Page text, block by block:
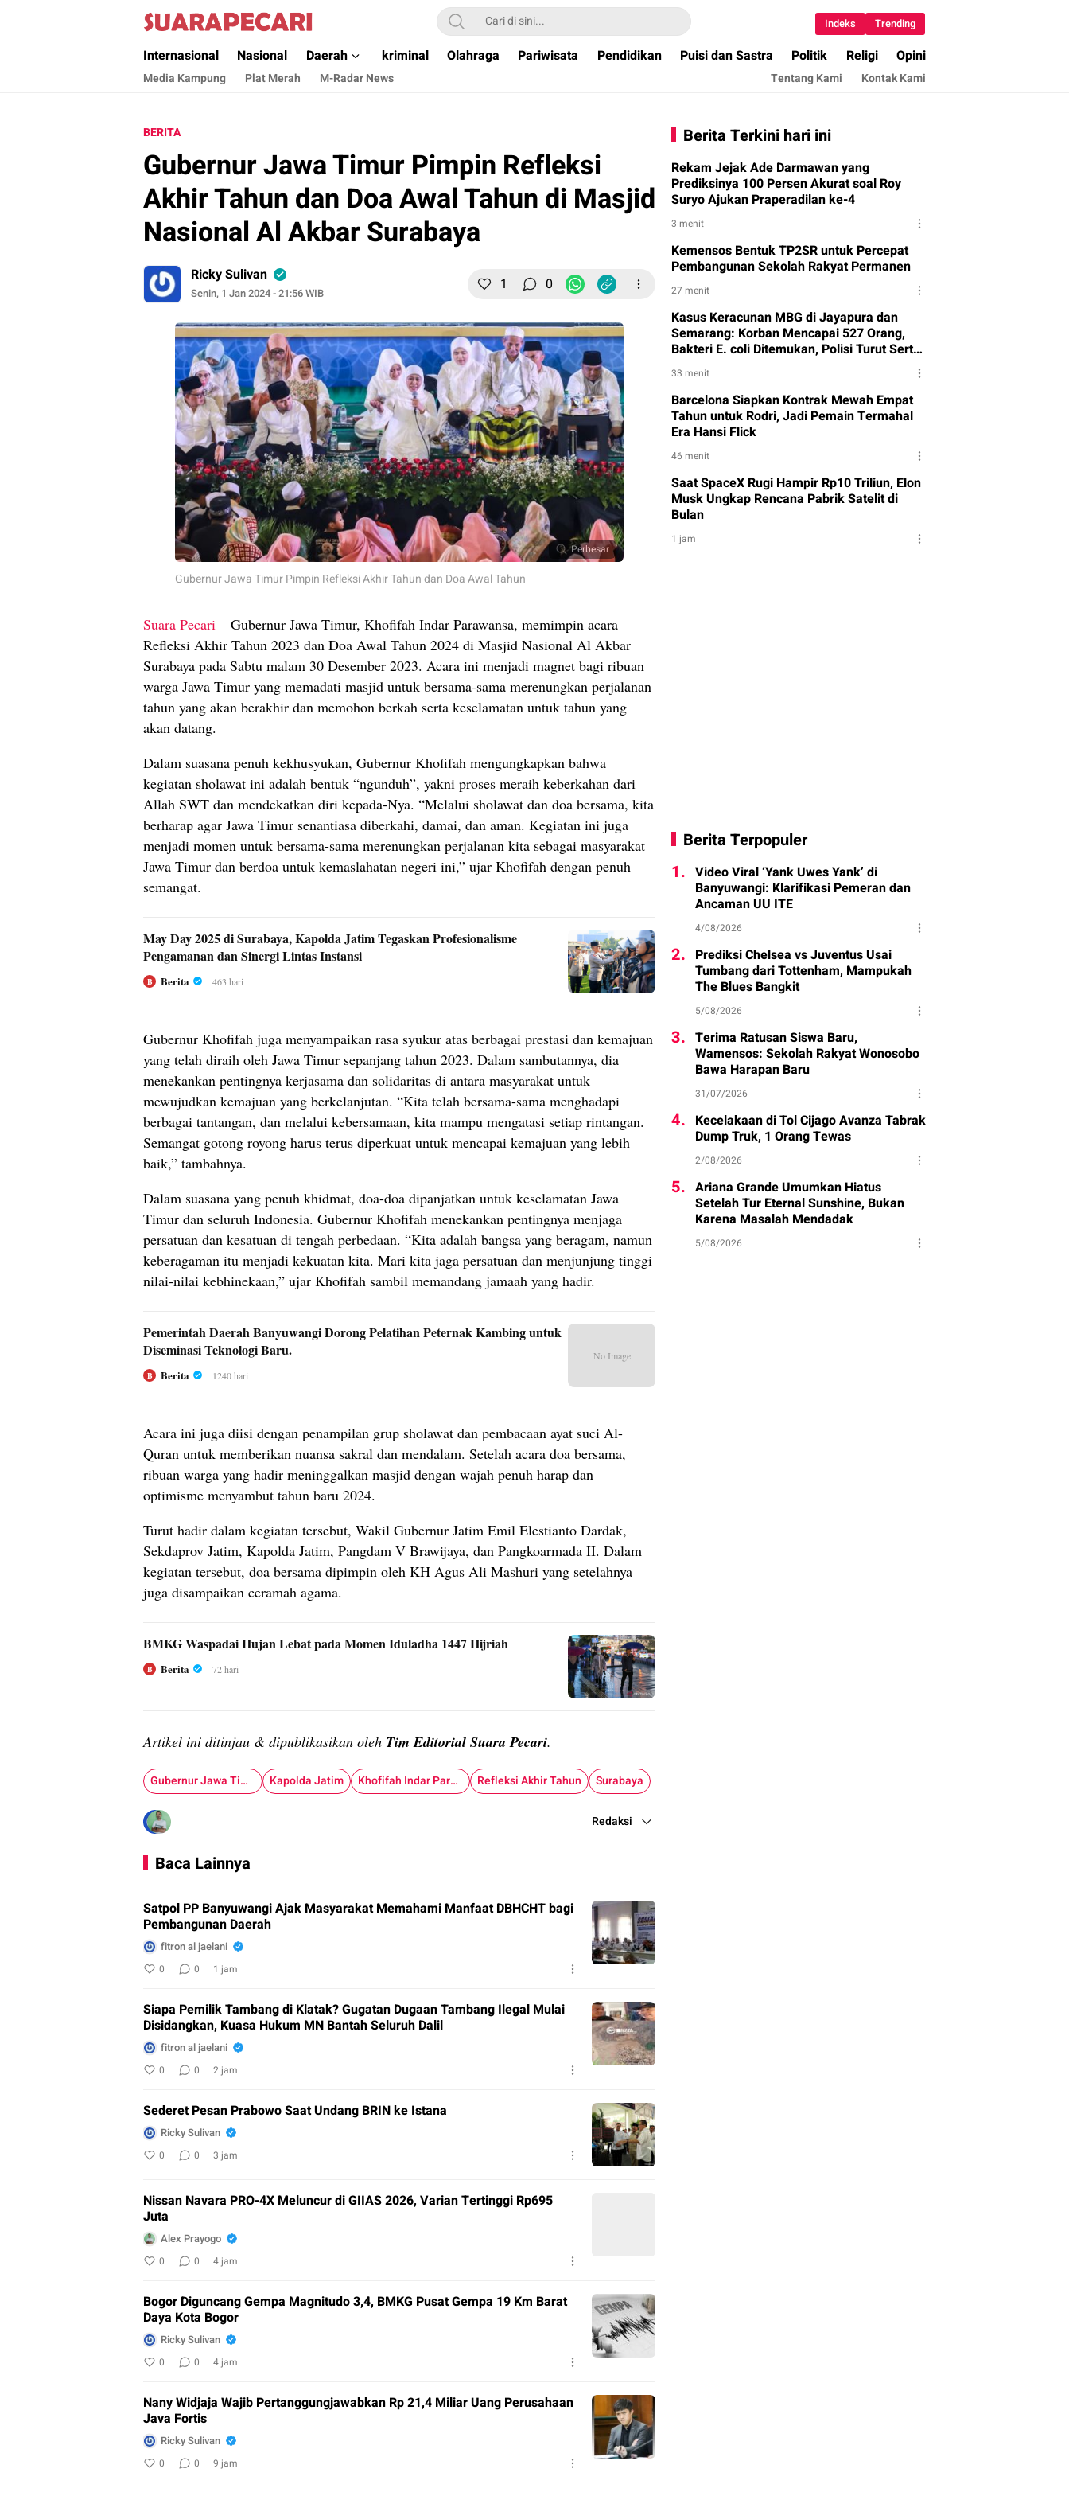
Suara Pecari
Suara Pencerahan Anak Negeri ( Berita Aktual & Terpercaya )
Indeks Trending
Internasional Nasional Daerah kriminal Olahraga Pariwisata Pendidikan Puisi dan Sastra Politik Religi Opini
Media Kampung Plat Merah M-Radar News Tentang Kami Kontak Kami
BERITA
Gubernur Jawa Timur Pimpin Refleksi
Akhir Tahun dan Doa Awal Tahun di Masjid
Nasional Al Akbar Surabaya
Ricky Sulivan
Senin, 1 Jan 2024 - 21:56 WIB 1 0
Perbesar
Gubernur Jawa Timur Pimpin Refleksi Akhir Tahun dan Doa Awal Tahun
Suara Pecari – Gubernur Jawa Timur, Khofifah Indar Parawansa, memimpin acara
Refleksi Akhir Tahun 2023 dan Doa Awal Tahun 2024 di Masjid Nasional Al Akbar
Surabaya pada Sabtu malam 30 Desember 2023. Acara ini menjadi magnet bagi ribuan
warga Jawa Timur yang memadati masjid untuk bersama-sama merenungkan perjalanan
tahun yang akan berakhir dan memohon berkah serta keselamatan untuk tahun yang
akan datang.
Dalam suasana penuh kekhusyukan, Gubernur Khofifah mengungkapkan bahwa
kegiatan sholawat ini adalah bentuk “ngunduh”, yakni proses meraih keberkahan dari
Allah SWT dan mendekatkan diri kepada-Nya. “Melalui sholawat dan doa bersama, kita
berharap agar Jawa Timur senantiasa diberkahi, damai, dan aman. Kegiatan ini juga
menjadi momen untuk bersama-sama merenungkan perjalanan kita sebagai masyarakat
Jawa Timur dan berdoa untuk kemaslahatan negeri ini,” ujar Khofifah dengan penuh
semangat.
May Day 2025 di Surabaya, Kapolda Jatim Tegaskan Profesionalisme
Pengamanan dan Sinergi Lintas Instansi
B Berita 463 hari
Gubernur Khofifah juga menyampaikan rasa syukur atas berbagai prestasi dan kemajuan
yang telah diraih oleh Jawa Timur sepanjang tahun 2023. Dalam sambutannya, dia
menekankan pentingnya kerjasama dan solidaritas di antara masyarakat untuk
mewujudkan kemajuan yang berkelanjutan. “Kita telah bersama-sama menghadapi
berbagai tantangan, dan melalui kebersamaan, kita mampu mengatasi setiap rintangan.
Semangat gotong royong harus terus diperkuat untuk mencapai kemajuan yang lebih
baik,” tambahnya.
Dalam suasana yang penuh khidmat, doa-doa dipanjatkan untuk keselamatan Jawa
Timur dan seluruh Indonesia. Gubernur Khofifah menekankan pentingnya menjaga
persatuan dan kesatuan di tengah perbedaan. “Kita adalah bangsa yang beragam, namun
keberagaman itu menjadi kekuatan kita. Mari kita jaga persatuan dan menjunjung tinggi
nilai-nilai kebhinekaan,” ujar Khofifah sambil memandang jamaah yang hadir.
Pemerintah Daerah Banyuwangi Dorong Pelatihan Peternak Kambing untuk
Diseminasi Teknologi Baru.
B Berita 1240 hari
No Image
Acara ini juga diisi dengan penampilan grup sholawat dan pembacaan ayat suci Al-
Quran untuk memberikan nuansa sakral dan mendalam. Setelah acara doa bersama,
ribuan warga yang hadir meninggalkan masjid dengan wajah penuh harap dan
optimisme menyambut tahun baru 2024.
Turut hadir dalam kegiatan tersebut, Wakil Gubernur Jatim Emil Elestianto Dardak,
Sekdaprov Jatim, Kapolda Jatim, Pangdam V Brawijaya, dan Pangkoarmada II. Dalam
kegiatan tersebut, doa bersama dipimpin oleh KH Agus Ali Mashuri yang setelahnya
juga disampaikan ceramah agama.
BMKG Waspadai Hujan Lebat pada Momen Iduladha 1447 Hijriah
B Berita 72 hari
Artikel ini ditinjau & dipublikasikan oleh Tim Editorial Suara Pecari.
Gubernur Jawa Timur Kapolda Jatim Khofifah Indar Parawansa Refleksi Akhir Tahun Surabaya
Redaksi
Baca Lainnya
Satpol PP Banyuwangi Ajak Masyarakat Memahami Manfaat DBHCHT bagi
Pembangunan Daerah
fitron al jaelani
0 0 1 jam
Siapa Pemilik Tambang di Klatak? Gugatan Dugaan Tambang Ilegal Mulai
Disidangkan, Kuasa Hukum MN Bantah Seluruh Dalil
fitron al jaelani
0 0 2 jam
Sederet Pesan Prabowo Saat Undang BRIN ke Istana
Ricky Sulivan
0 0 3 jam
Nissan Navara PRO-4X Meluncur di GIIAS 2026, Varian Tertinggi Rp695
Juta
Alex Prayogo
0 0 4 jam
Bogor Diguncang Gempa Magnitudo 3,4, BMKG Pusat Gempa 19 Km Barat
Daya Kota Bogor
Ricky Sulivan
0 0 4 jam
Nany Widjaja Wajib Pertanggungjawabkan Rp 21,4 Miliar Uang Perusahaan
Java Fortis
Ricky Sulivan
0 0 9 jam
Berita Terkini hari ini
Rekam Jejak Ade Darmawan yang
Prediksinya 100 Persen Akurat soal Roy
Suryo Ajukan Praperadilan ke-4
3 menit
Kemensos Bentuk TP2SR untuk Percepat
Pembangunan Sekolah Rakyat Permanen
27 menit
Kasus Keracunan MBG di Jayapura dan
Semarang: Korban Mencapai 527 Orang,
Bakteri E. coli Ditemukan, Polisi Turut Serta
dalam Investigasi
33 menit
Barcelona Siapkan Kontrak Mewah Empat
Tahun untuk Rodri, Jadi Pemain Termahal
Era Hansi Flick
46 menit
Saat SpaceX Rugi Hampir Rp10 Triliun, Elon
Musk Ungkap Rencana Pabrik Satelit di
Bulan
1 jam
Berita Terpopuler
1. Video Viral ‘Yank Uwes Yank’ di
Banyuwangi: Klarifikasi Pemeran dan
Ancaman UU ITE
4/08/2026
2. Prediksi Chelsea vs Juventus Usai
Tumbang dari Tottenham, Mampukah
The Blues Bangkit
5/08/2026
3. Terima Ratusan Siswa Baru,
Wamensos: Sekolah Rakyat Wonosobo
Bawa Harapan Baru
31/07/2026
4. Kecelakaan di Tol Cijago Avanza Tabrak
Dump Truk, 1 Orang Tewas
2/08/2026
5. Ariana Grande Umumkan Hiatus
Setelah Tur Eternal Sunshine, Bukan
Karena Masalah Mendadak
5/08/2026